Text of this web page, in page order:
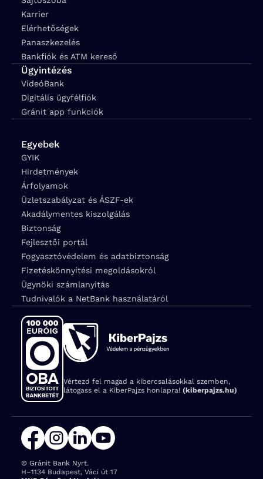
Karrier
Elérhetőségek
Panaszkezelés
Bankfiók és ATM kereső
Ügyintézés
VideóBank
Digitális ügyfélfiók
Gránit app funkciók
Egyebek
GYIK
Hirdetmények
Árfolyamok
Üzletszabályzat és ÁSZF-ek
Akadálymentes kiszolgálás
Biztonság
Fejlesztői portál
Fogyasztóvédelem és adatbiztonság
Fizetéskönnyítési megoldásokról
Ügynöki számlanyitás
Tudnivalók a NetBank használatáról
Vértezd fel magad a kibercsalásokkal szemben,
látogass el a KiberPajzs honlapra! (kiberpajzs.hu)
© Gránit Bank Nyrt.
Cím:
H–1134 Budapest, Váci út 17